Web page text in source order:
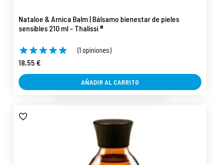
Nataloe & Arnica Balm | Bálsamo bienestar de pieles
sensibles 210 ml - Thalissi ®
(1 opiniones)
18,55 €
AÑADIR AL CARRITO